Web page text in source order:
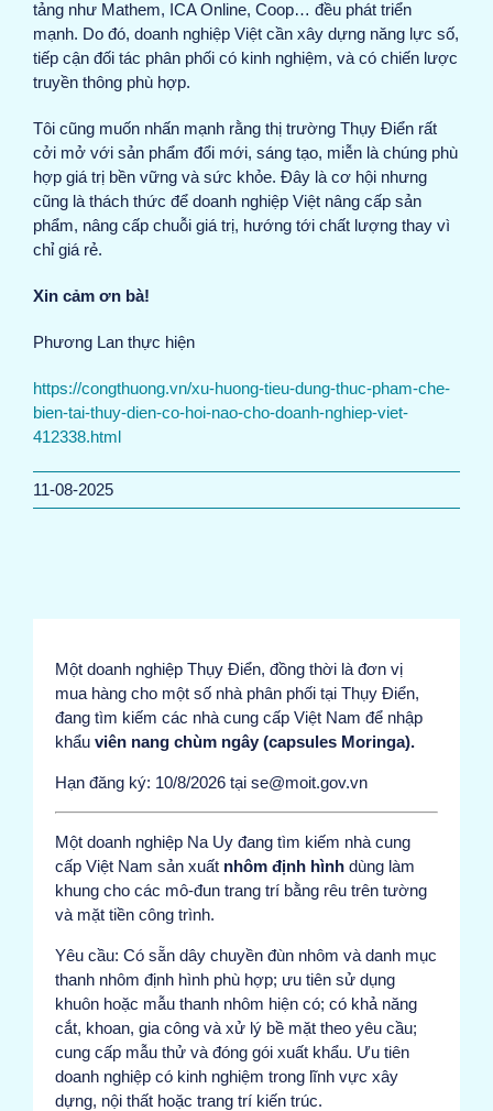
tảng như Mathem, ICA Online, Coop… đều phát triển
mạnh. Do đó, doanh nghiệp Việt cần xây dựng năng lực số,
tiếp cận đối tác phân phối có kinh nghiệm, và có chiến lược
truyền thông phù hợp.
Tôi cũng muốn nhấn mạnh rằng thị trường Thụy Điển rất
cởi mở với sản phẩm đổi mới, sáng tạo, miễn là chúng phù
hợp giá trị bền vững và sức khỏe. Đây là cơ hội nhưng
cũng là thách thức để doanh nghiệp Việt nâng cấp sản
phẩm, nâng cấp chuỗi giá trị, hướng tới chất lượng thay vì
chỉ giá rẻ.
Xin cảm ơn bà!
Phương Lan thực hiện
https://congthuong.vn/xu-huong-tieu-dung-thuc-pham-che-
bien-tai-thuy-dien-co-hoi-nao-cho-doanh-nghiep-viet-
412338.html
11-08-2025
Một doanh nghiệp Thụy Điển, đồng thời là đơn vị
mua hàng cho một số nhà phân phối tại Thụy Điển,
đang tìm kiếm các nhà cung cấp Việt Nam để nhập
khẩu viên nang chùm ngây (capsules Moringa).
Hạn đăng ký: 10/8/2026 tại se@moit.gov.vn
Một doanh nghiệp Na Uy đang tìm kiếm nhà cung
cấp Việt Nam sản xuất nhôm định hình dùng làm
khung cho các mô-đun trang trí bằng rêu trên tường
và mặt tiền công trình.
Yêu cầu: Có sẵn dây chuyền đùn nhôm và danh mục
thanh nhôm định hình phù hợp; ưu tiên sử dụng
khuôn hoặc mẫu thanh nhôm hiện có; có khả năng
cắt, khoan, gia công và xử lý bề mặt theo yêu cầu;
cung cấp mẫu thử và đóng gói xuất khẩu. Ưu tiên
doanh nghiệp có kinh nghiệm trong lĩnh vực xây
dựng, nội thất hoặc trang trí kiến trúc.